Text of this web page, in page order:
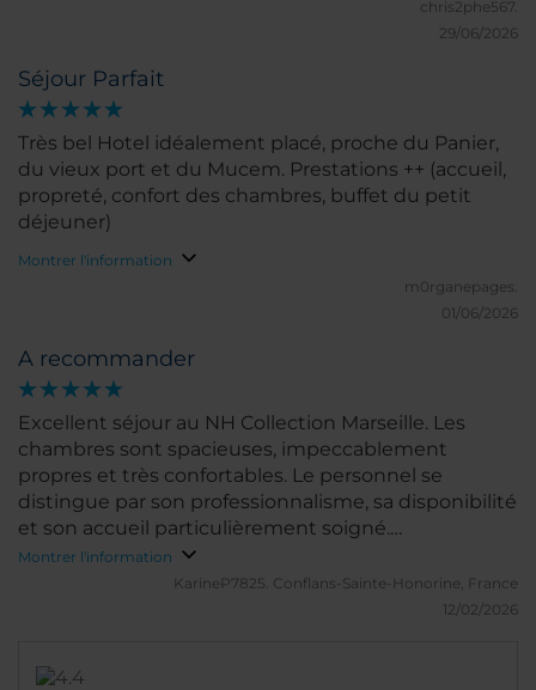
chris2phe567.
29/06/2026
Séjour Parfait
Très bel Hotel idéalement placé, proche du Panier,
du vieux port et du Mucem. Prestations ++ (accueil,
propreté, confort des chambres, buffet du petit
déjeuner)
Montrer l'information
m0rganepages.
01/06/2026
A recommander
Excellent séjour au NH Collection Marseille. Les
chambres sont spacieuses, impeccablement
propres et très confortables. Le personnel se
distingue par son professionnalisme, sa disponibilité
et son accueil particulièrement soigné.
L’établissement bénéficie d’un emplacement idéal,
permettant de rejoindre facilement les principaux
points d’intérêt. Le petit-déjeuner est de grande
Montrer l'information
KarineP7825. Conflans-Sainte-Honorine, France
12/02/2026